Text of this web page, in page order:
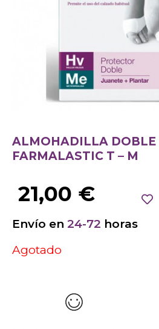
ALMOHADILLA DOBLE
FARMALASTIC T – M
21,00 €
Envío en 24-72 horas
Agotado